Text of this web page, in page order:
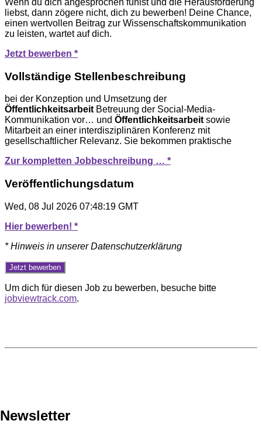
liebst, dann zögere nicht, dich zu bewerben! Deine Chance,
einen wertvollen Beitrag zur Wissenschaftskommunikation
zu leisten, wartet auf dich.
Jetzt bewerben *
Vollständige Stellenbeschreibung
bei der Konzeption und Umsetzung der
Öffentlichkeitsarbeit Betreuung der Social-Media-
Kommunikation vor… und Öffentlichkeitsarbeit sowie
Mitarbeit an einer interdisziplinären Konferenz mit
gesellschaftlicher Relevanz. Sie bekommen praktische
Zur kompletten Jobbeschreibung … *
Veröffentlichungsdatum
Wed, 08 Jul 2026 07:48:19 GMT
Hier bewerben! *
* Hinweis in unserer Datenschutzerklärung
Um dich für diesen Job zu bewerben, besuche bitte
jobviewtrack.com.
Newsletter